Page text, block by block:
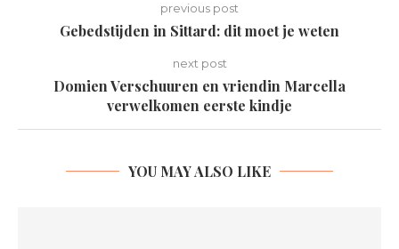
previous post
Gebedstijden in Sittard: dit moet je weten
next post
Domien Verschuuren en vriendin Marcella
verwelkomen eerste kindje
YOU MAY ALSO LIKE